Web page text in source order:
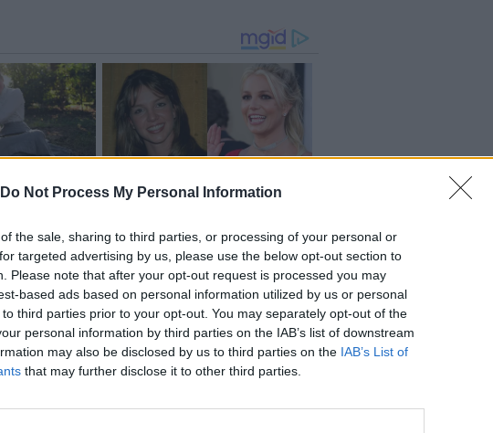
Do Not Process My Personal Information
the sale, sharing to third parties, or processing of your personal or
targeted advertising by us, please use the below opt-out section to
Please note that after your opt-out request is processed you may
based ads based on personal information utilized by us or personal
third parties prior to your opt-out. You may separately opt-out of the
personal information by third parties on the IAB’s list of downstream
may also be disclosed by us to third parties on the IAB’s List of
that may further disclose it to other third parties.